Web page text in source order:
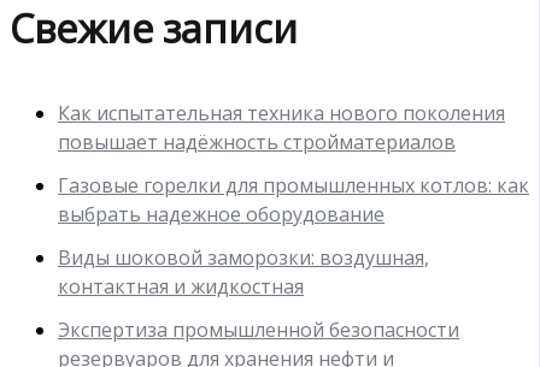
Свежие записи
Как испытательная техника нового поколения
повышает надёжность стройматериалов
Газовые горелки для промышленных котлов: как
выбрать надежное оборудование
Виды шоковой заморозки: воздушная,
контактная и жидкостная
Экспертиза промышленной безопасности
резервуаров для хранения нефти и